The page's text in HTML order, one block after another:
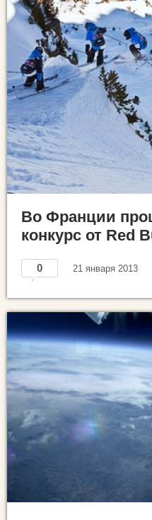
Во Франции
конкурс от Red
0 21 января 2013